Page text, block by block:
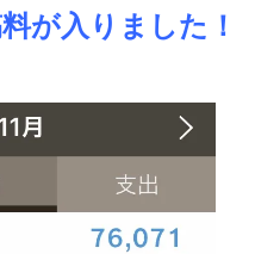
が入りました！